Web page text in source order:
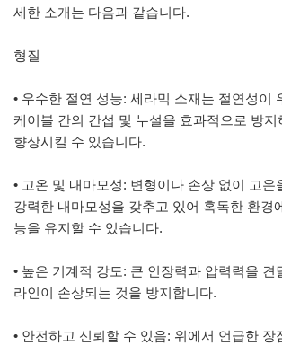
세한 소개는 다음과 같습니다.
형질
• 우수한 절연 성능: 세라믹 소재는 절연성이
케이블 간의 간섭 및 누설을 효과적으로 방지
향상시킬 수 있습니다.
• 고온 및 내마모성: 변형이나 손상 없이 고온
강력한 내마모성을 갖추고 있어 혹독한 환경
능을 유지할 수 있습니다.
• 높은 기계적 강도: 큰 인장력과 압력력을 견
라인이 손상되는 것을 방지합니다.
• 안전하고 신뢰할 수 있음: 위에서 언급한 장